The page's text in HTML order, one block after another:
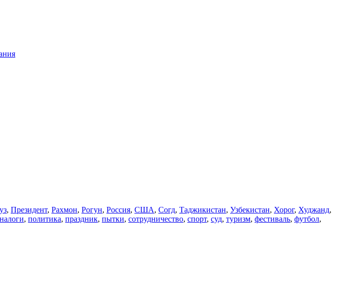
, Президент, Рахмон, Рогун, Россия, США, Согд, Таджикистан, Узбекистан, Хорог, Худжанд,
налоги, политика, праздник, пытки, сотрудничество, спорт, суд, туризм, фестиваль, футбол,